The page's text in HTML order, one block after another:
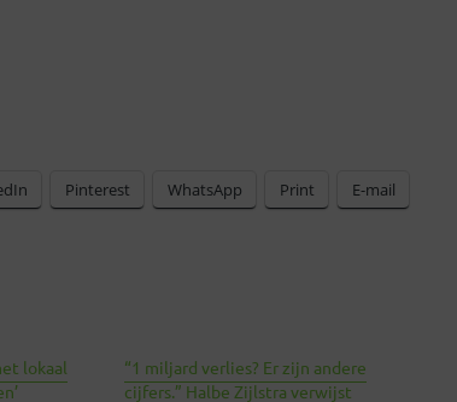
Pinterest WhatsApp Print E-mail
lokaal
“1 miljard verlies? Er zijn andere
cijfers.” Halbe Zijlstra verwijst